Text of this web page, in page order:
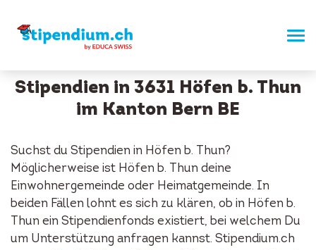
Stipendien in 3631 Höfen b. Thun
im Kanton Bern BE
Suchst du Stipendien in Höfen b. Thun?
Möglicherweise ist Höfen b. Thun deine
Einwohnergemeinde oder Heimatgemeinde. In
beiden Fällen lohnt es sich zu klären, ob in Höfen b.
Thun ein Stipendienfonds existiert, bei welchem Du
um Unterstützung anfragen kannst. Stipendium.ch